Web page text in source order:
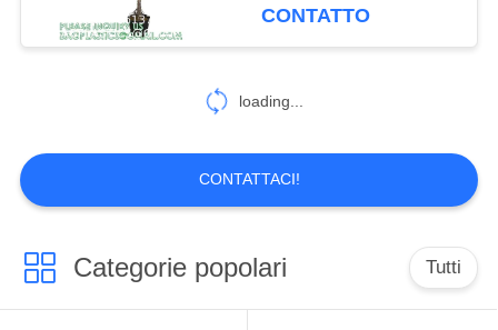
CONTROLLO
DI
CONTATTICI
RICHIEDA
UNA
CITAZIONE
MANUFACTURING
Prodotti per il
campeggio
Forniture BAGEASE
MANUFACTURING
artificiali nell'albero
CONTATTO
loading...
CONTATTACI!
Categorie popolari Tutti